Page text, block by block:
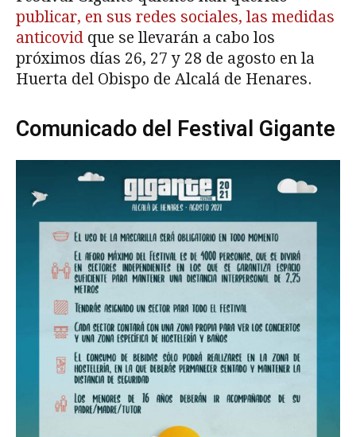
publicar, en sus redes sociales, las medidas
anticovid que se llevarán a cabo los
próximos días 26, 27 y 28 de agosto en la
Huerta del Obispo de Alcalá de Henares.
Comunicado del Festival Gigante